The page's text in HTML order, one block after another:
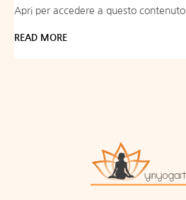
Apri per accedere a questo contenuto
READ MORE